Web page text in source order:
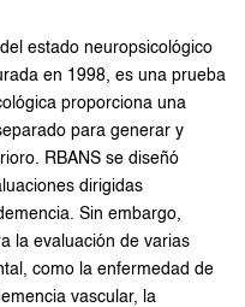
estado neuropsicológico
en 1998, es una prueba
proporciona una
para generar y
RBANS se diseñó
dirigidas
Sin embargo,
la evaluación de varias
como la enfermedad de
vascular, la